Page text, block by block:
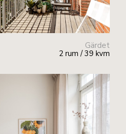
Gärdet
2 rum / 39 kvm